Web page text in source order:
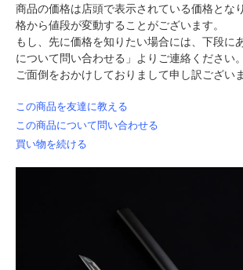
商品の価格は店頭で表示されている価格とな
格から値段が変動することがございます。
もし、先に価格を知りたい場合には、下段に
について問い合わせる」よりご連絡ください。
ご面倒をおかけしておりまして申し訳ござい
この商品を友達に教える
この商品について問い合わせる
買い物を続ける